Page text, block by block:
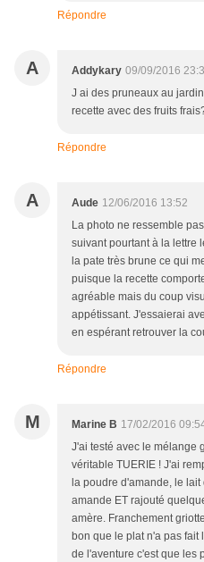
Répondre
A Addykary 09/09/2016
J ai des pruneaux au
recette avec des fruits
Répondre
A Aude 12/06/2016 13:52
La photo ne ressemble
suivant pourtant à la lettre
la pate très brune ce qui
puisque la recette
agréable mais du coup
appétissant. J'essaierai
en espérant retrouver la
Répondre
M Marine B 17/02/2016
J'ai testé avec le mélange
véritable TUERIE ! J'ai
la poudre d'amande, le
amande ET rajouté
amère. Franchement
bon que le plat n'a pas
de l'aventure c'est que les